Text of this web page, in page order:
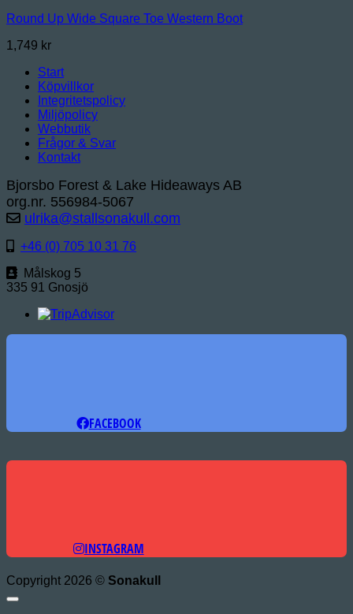
Round Up Wide Square Toe Western Boot
1,749 kr
Start
Köpvillkor
Integritetspolicy
Miljöpolicy
Webbutik
Frågor & Svar
Kontakt
Bjorsbo Forest & Lake Hideaways AB
org.nr. 556984-5067
ulrika@stallsonakull.com
+46 (0) 705 10 31 76
Målskog 5
335 91 Gnosjö
FACEBOOK
INSTAGRAM
Copyright 2026 © Sonakull